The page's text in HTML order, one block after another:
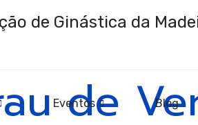
Eventos Blog
de